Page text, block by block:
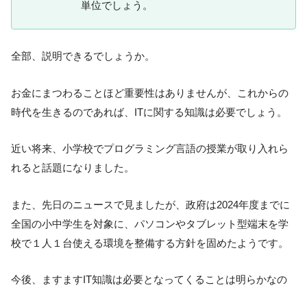
単位でしょう。
全部、説明できるでしょうか。
お金にまつわることほど重要性はありませんが、これからの
時代を生きるのであれば、ITに関する知識は必要でしょう。
近い将来、小学校でプログラミング言語の授業が取り入れら
れると話題になりました。
また、先日のニュースで見ましたが、政府は2024年度までに
全国の小中学生を対象に、パソコンやタブレット型端末を学
校で１人１台使える環境を整備する方針を固めたようです。
今後、ますますIT知識は必要となってくることは明らかなの